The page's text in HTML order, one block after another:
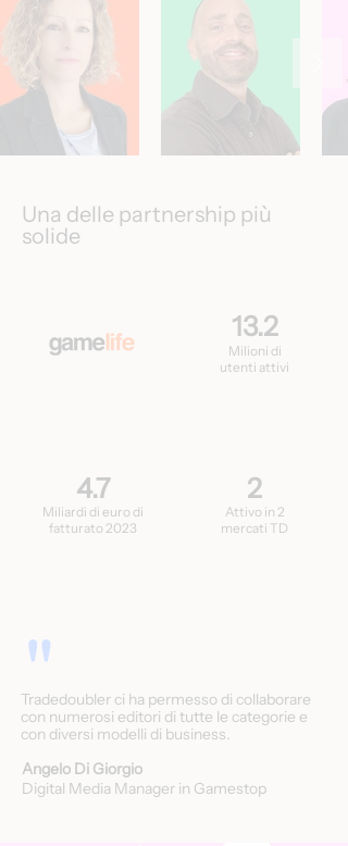
Una delle partnership più
solide
13.2
Milioni di
utenti attivi
4.7
Miliardi di euro di
fatturato 2023
2
Attivo in 2
mercati TD
"
Tradedoubler ci ha permesso di collaborare
con numerosi editori di tutte le categorie e
con diversi modelli di business.
Angelo Di Giorgio
Digital Media Manager in Gamestop